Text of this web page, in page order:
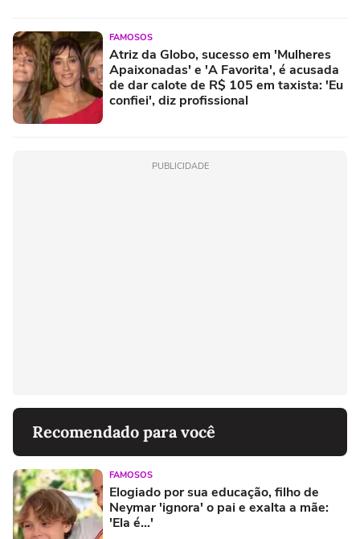
FAMOSOS
Atriz da Globo, sucesso em 'Mulheres
Apaixonadas' e 'A Favorita', é acusada
de dar calote de R$ 105 em taxista: 'Eu
confiei', diz profissional
PUBLICIDADE
Recomendado para você
FAMOSOS
Elogiado por sua educação, filho de
Neymar 'ignora' o pai e exalta a mãe:
'Ela é...'